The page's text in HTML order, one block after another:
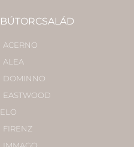
BÚTORCSALÁD
ACERNO
ALEA
DOMINNO
EASTWOOD
ELO
FIRENZ